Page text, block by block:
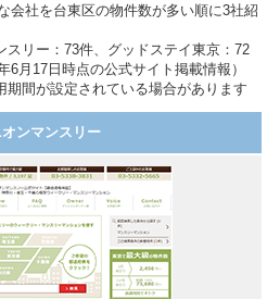
会社を台東区の物件数が多い順に3社紹
スリー：73件、グッドステイ東京：72
6月17日時点の公式サイト掲載情報）
間が設定されている場合があります
ンマンスリー